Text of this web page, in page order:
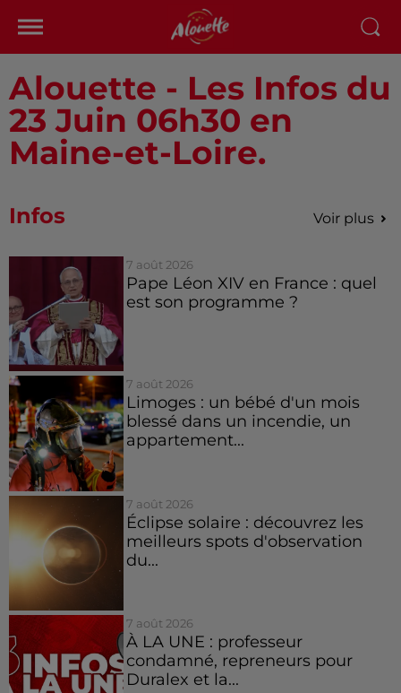
Alouette - Les Infos du
23 Juin 06h30 en
Maine-et-Loire.
Infos Voir plus
7 août 2026
Pape Léon XIV en France : quel
est son programme ?
7 août 2026
Limoges : un bébé d'un mois
blessé dans un incendie, un
appartement...
7 août 2026
Éclipse solaire : découvrez les
meilleurs spots d'observation
du...
7 août 2026
À LA UNE : professeur
condamné, repreneurs pour
Duralex et la...